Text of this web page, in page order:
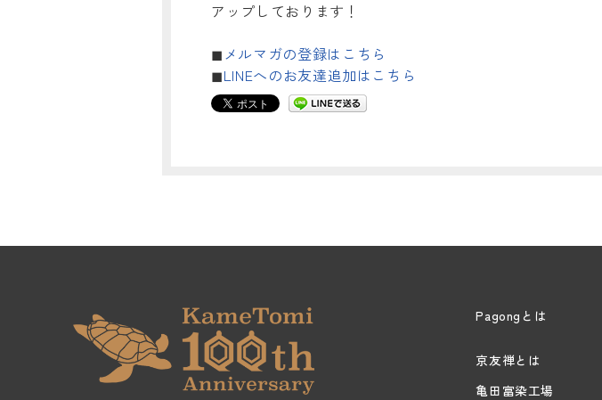
アップしております！
◼︎メルマガの登録はこちら
◼︎LINEへのお友達追加はこちら
Pagongとは
京友禅とは
亀田富染工場